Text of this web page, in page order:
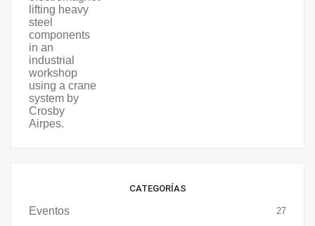
CATEGORÍAS
Eventos 27